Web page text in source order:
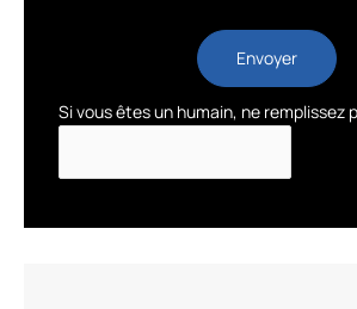
Envoyer
Si vous êtes un humain, ne remplissez